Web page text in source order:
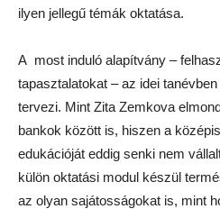
ilyen jellegű témák oktatása.
A most induló alapítvány –
tapasztalatokat – az idei
tervezi. Mint Zita Zemkova
bankok között is, hiszen a
edukációját eddig senki nem
külön oktatási modul készül
az olyan sajátosságokat is, mint